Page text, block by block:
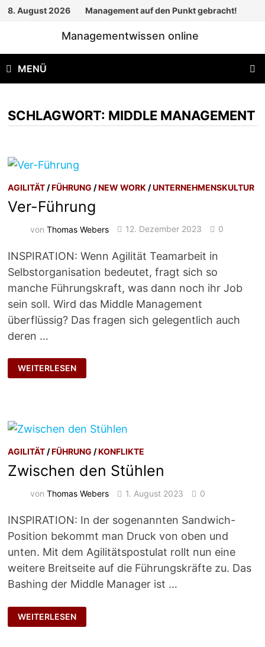
Zum
8. August 2026 Management auf den Punkt gebracht!
Managementwissen online
MENÜ
SCHLAGWORT: MIDDLE MANAGEMENT
AGILITÄT /FÜHRUNG /NEW WORK /UNTERNEHMENSKULTUR
Ver-Führung
vonThomas Webers 12. Dezember 2023 0
INSPIRATION: Wenn Agilität Teamarbeit in
Selbstorganisation bedeutet, fragt sich so
manche Führungskraft, was dann noch ihr Job
sein soll. Wird das Middle Management
überflüssig? Das fragen sich gelegentlich auch
deren …
VER-
FÜHRUNG
WEITERLESEN
AGILITÄT /FÜHRUNG /KONFLIKTE
Zwischen den Stühlen
vonThomas Webers 1. August 2023 0
INSPIRATION: In der sogenannten Sandwich-
Position bekommt man Druck von oben und
unten. Mit dem Agilitätspostulat rollt nun eine
weitere Breitseite auf die Führungskräfte zu. Das
Bashing der Middle Manager ist …
ZWISCHEN
DEN
STÜHLEN
WEITERLESEN